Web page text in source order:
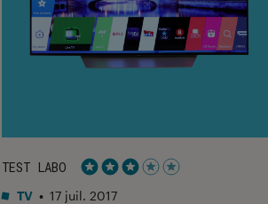
TEST LABO
Noté 3 étoiles sur 5
TV • 17 juil. 2017